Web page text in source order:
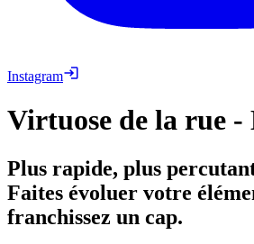
Instagram
Virtuose de la rue -
Plus rapide, plus
Faites évoluer votre
franchissez un cap.